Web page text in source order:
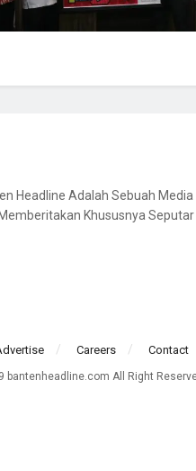
Headline Adalah Sebuah Media
Memberitakan Khususnya
Careers Contact
bantenheadline.com All Right